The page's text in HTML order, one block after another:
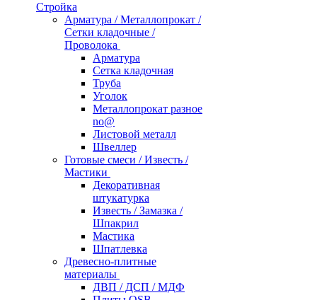
Стройка
Арматура / Металлопрокат /
Сетки кладочные /
Проволока
Арматура
Сетка кладочная
Труба
Уголок
Металлопрокат разное
no@
Листовой металл
Швеллер
Готовые смеси / Известь /
Мастики
Декоративная
штукатурка
Известь / Замазка /
Шпакрил
Мастика
Шпатлевка
Древесно-плитные
материалы
ДВП / ДСП / МДФ